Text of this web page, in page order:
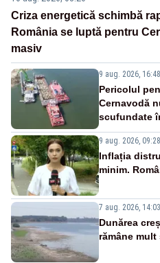
Criza energetică schimbă
România se luptă pentru
masiv
9 aug. 2026, 16:48
Pericolul
Cernavodă
scufundate
9 aug. 2026, 09:28
Inflația
minim.
7 aug. 2026, 14:03
Dunărea
rămâne